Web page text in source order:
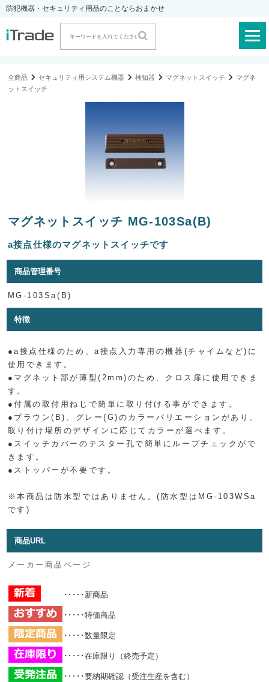
防犯機器・セキュリティ用品のことならおまかせ
全商品 セキュリティ用システム機器 検知器 マグネットスイッチ
マグネ
ットスイッチ
マグネットスイッチ MG-103Sa(B)
a接点仕様のマグネットスイッチです
商品管理番号
MG-103Sa(B)
特徴
●a接点仕様のため、a接点入力専用の機器(チャイムなど)に
使用できます。
●マグネット部が薄型(2mm)のため、クロス扉に使用できま
す。
●付属の取付用ねじで簡単に取り付ける事ができます。
●ブラウン(B)、グレー(G)のカラーバリエーションがあり、
取り付け場所のデザインに応じてカラーが選べます。
●スイッチカバーのテスター孔で簡単にループチェックがで
きます。
●ストッパーが不要です。
※本商品は防水型ではありません。(防水型はMG-103WSa
です)
商品URL
メーカー商品ページ
･････新商品
･････特価商品
･････数量限定
･････在庫限り（終売予定）
･････要納期確認（受注生産を含む）